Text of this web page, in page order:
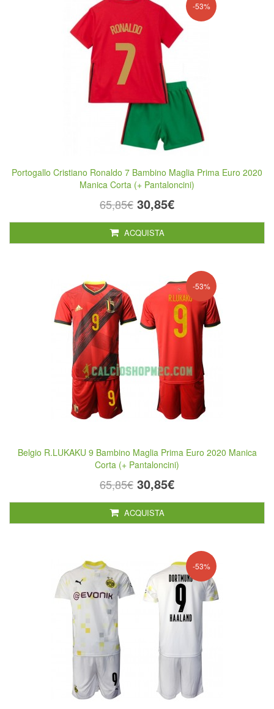
-53%
Portogallo Cristiano Ronaldo 7 Bambino Maglia Prima Euro 2020
Manica Corta (+ Pantaloncini)
65,85€ 30,85€
ACQUISTA
-53%
Belgio R.LUKAKU 9 Bambino Maglia Prima Euro 2020 Manica
Corta (+ Pantaloncini)
65,85€ 30,85€
ACQUISTA
-53%